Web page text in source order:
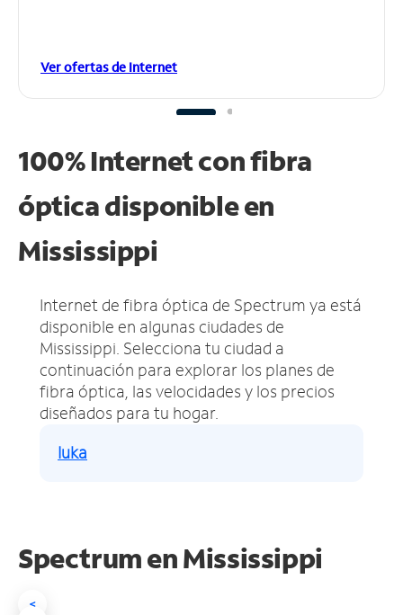
Ver ofertas de Internet
100% Internet con fibra
óptica disponible en
Mississippi
Internet de fibra óptica de Spectrum ya está
disponible en algunas ciudades de
Mississippi. Selecciona tu ciudad a
continuación para explorar los planes de
fibra óptica, las velocidades y los precios
diseñados para tu hogar.
Iuka
Spectrum enMississippi
<